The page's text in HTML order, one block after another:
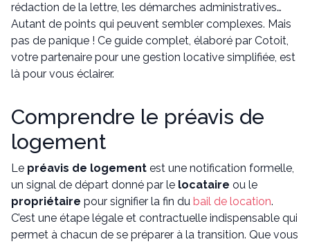
rédaction de la lettre, les démarches administratives…
Autant de points qui peuvent sembler complexes. Mais
pas de panique ! Ce guide complet, élaboré par Cotoit,
votre partenaire pour une gestion locative simplifiée, est
là pour vous éclairer.
Comprendre le préavis de
logement
Le préavis de logement est une notification formelle,
un signal de départ donné par le locataire ou le
propriétaire pour signifier la fin du bail de location.
C’est une étape légale et contractuelle indispensable qui
permet à chacun de se préparer à la transition. Que vous